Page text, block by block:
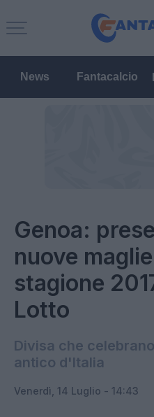
News Fantacalcio
Genoa:
nuove
stagione
Lotto
Divisa che
antico d'Italia
Venerdì, 14 Luglio - 14:43